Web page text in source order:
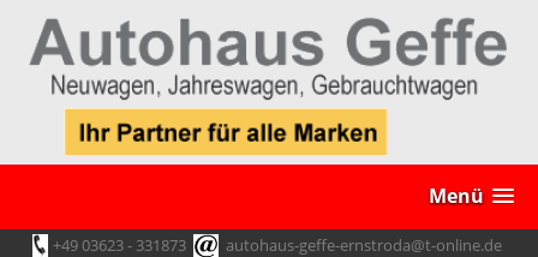
Menü
+49 03623 - 331873
autohaus-geffe-ernstroda@t-online.de